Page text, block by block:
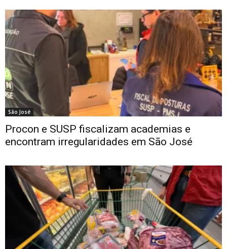
São José
Procon e SUSP fiscalizam academias e
encontram irregularidades em São José